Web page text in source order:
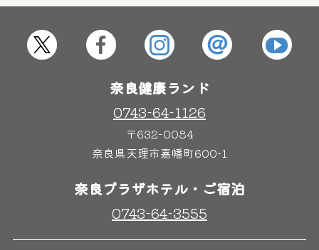
屋内レジャープール グルメ
その他施設 ご宿泊
奈良健康ランド
0743-64-1126
〒632-0084
奈良県天理市嘉幡町600-1
奈良プラザホテル・ご宿泊
0743-64-3555